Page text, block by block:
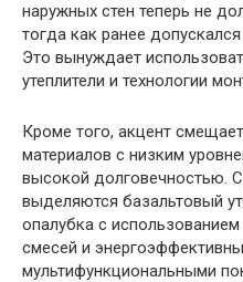
наружных стен теперь не
тогда как ранее
Это вынуждает
утеплители и технологии
Кроме того, акцент
материалов с низким
высокой долговечностью.
выделяются базальтовый
опалубка с
смесей и
мультифункциональными